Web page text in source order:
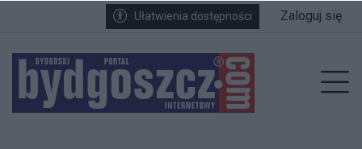
Przejdź do głównych treści
Przejdź do wyszukiwarki
Przejdź do głównego menuUłatwienia dostępności Zaloguj się